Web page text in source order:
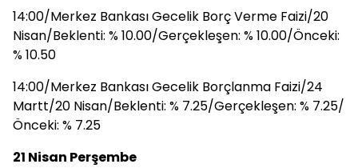
14:00/Merkez Bankası Gecelik Borç Verme Faizi/20
Nisan/Beklenti: % 10.00/Gerçekleşen: % 10.00/Önceki:
% 10.50
14:00/Merkez Bankası Gecelik Borçlanma Faizi/24
Martt/20 Nisan/Beklenti: % 7.25/Gerçekleşen: % 7.25/
Önceki: % 7.25
21 Nisan Perşembe